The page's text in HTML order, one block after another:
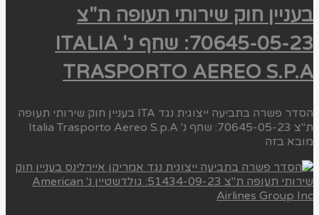
בעניין חוק שירותי תעופה ת"צ
70645-05-23: שחף נ' ITALIA
TRASPORTO AEREO S.P.A
הסדר פשרה בתביעה ייצוגית נגד ITA בעניין חוק שירותי תעופה
ת"צ 70645-05-23: שחף נ' Italia Trasporto Aereo S.p.A
מובא בזה